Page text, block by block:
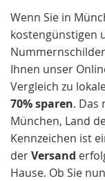
Wenn Sie in
kostengünstigen
Ihnen unser
Vergleich zu
70% sparen. Das
München, Land
Kennzeichen ist
derVersand
Hause. Ob Sie